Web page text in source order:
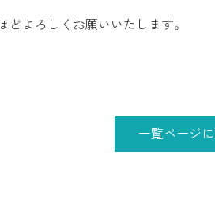
よろしくお願いいたします。
一覧ページ